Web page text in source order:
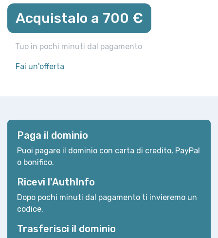
Acquistalo a 700 €
Tuo in pochi minuti dal pagamento
Fai un'offerta
Paga il dominio
Puoi pagare il dominio con carta di credito, PayPal
o bonifico.
Ricevi l'AuthInfo
Dopo pochi minuti dal pagamento ti invieremo un
codice.
Trasferisci il dominio